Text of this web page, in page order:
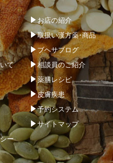
お店の紹介
取扱い漢方薬･商品
ブヘサブログ
て
相談員のご紹介
薬膳レシピ
皮膚疾患
予約システム
サイトマップ
ー